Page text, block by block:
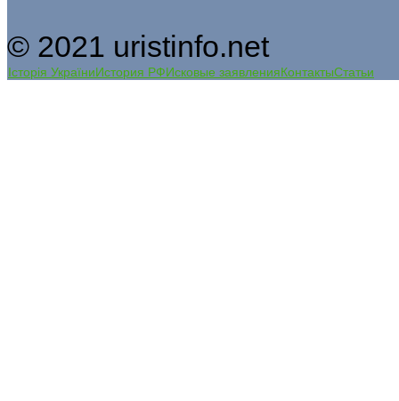
© 2021 uristinfo.net
Історія УкраїниИстория РФИсковые заявленияКонтактыСтатьи